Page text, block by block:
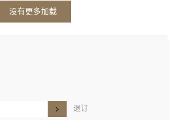
没有更多加载
退订